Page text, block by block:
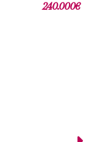
240.000€